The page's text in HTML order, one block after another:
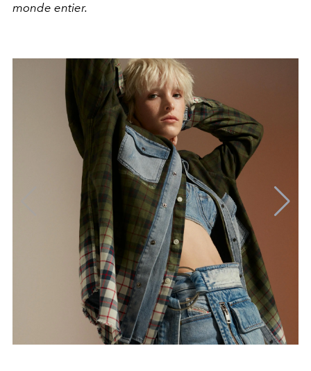
monde entier.